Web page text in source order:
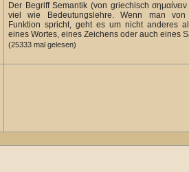
Der Begriff Semantik (von griechisch
viel wie Bedeutungslehre. Wenn man von
Funktion spricht, geht es um nicht anderes
eines Wortes, eines Zeichens oder auch eines
(25333 mal gelesen)